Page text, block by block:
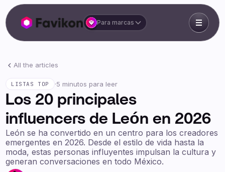
Para marcas
All the articles
LISTAS TOP ·5 minutos para leer
Los 20 principales
influencers de León en 2026
León se ha convertido en un centro para los creadores
emergentes en 2026. Desde el estilo de vida hasta la
moda, estas personas influyentes impulsan la cultura y
generan conversaciones en todo México.